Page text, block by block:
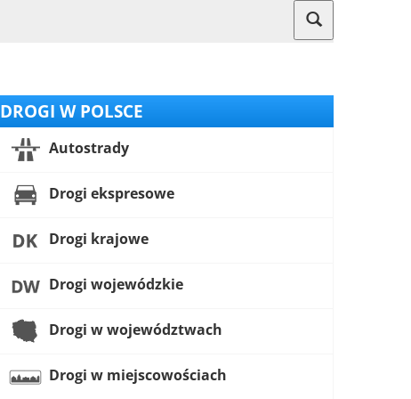
DROGI W POLSCE
Autostrady
Drogi ekspresowe
Drogi krajowe
Drogi wojewódzkie
Drogi w województwach
Drogi w miejscowościach